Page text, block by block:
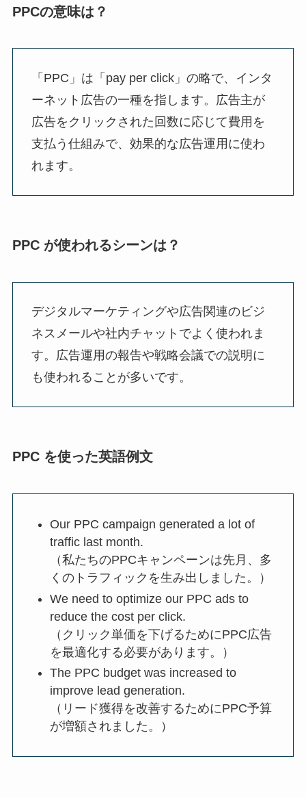
PPCの意味は？
「PPC」は「pay per click」の略で、インタ
ーネット広告の一種を指します。広告主が
広告をクリックされた回数に応じて費用を
支払う仕組みで、効果的な広告運用に使わ
れます。
PPC が使われるシーンは？
デジタルマーケティングや広告関連のビジ
ネスメールや社内チャットでよく使われま
す。広告運用の報告や戦略会議での説明に
も使われることが多いです。
PPC を使った英語例文
Our PPC campaign generated a lot of
traffic last month.
（私たちのPPCキャンペーンは先月、多
くのトラフィックを生み出しました。）
We need to optimize our PPC ads to
reduce the cost per click.
（クリック単価を下げるためにPPC広告
を最適化する必要があります。）
The PPC budget was increased to
improve lead generation.
（リード獲得を改善するためにPPC予算
が増額されました。）